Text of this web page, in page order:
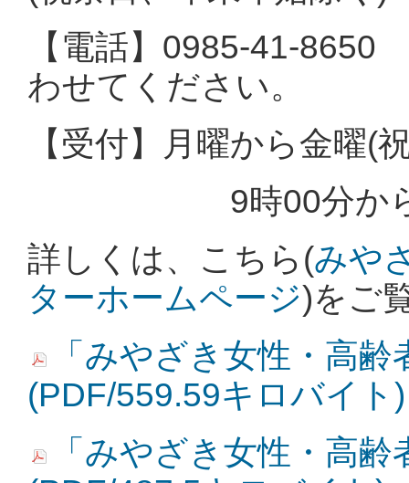
【電話】0985-41-
わせてください。
【受付】月曜から金曜(
9時00分から18
詳しくは、こちら(みや
ターホームページ)をご
「みやざき女性・高
(PDF/559.59キロバイト)
「みやざき女性・高